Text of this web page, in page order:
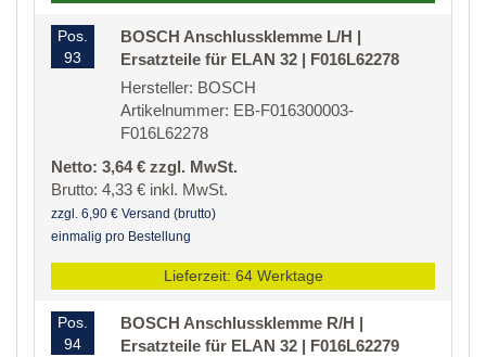
Pos.
93
BOSCH Anschlussklemme L/H |
Ersatzteile für ELAN 32 | F016L62278
Hersteller: BOSCH
Artikelnummer: EB-F016300003-
F016L62278
Netto: 3,64 € zzgl. MwSt.
Brutto: 4,33 € inkl. MwSt.
zzgl. 6,90 € Versand (brutto)
einmalig pro Bestellung
Lieferzeit: 64 Werktage
Pos.
94
BOSCH Anschlussklemme R/H |
Ersatzteile für ELAN 32 | F016L62279